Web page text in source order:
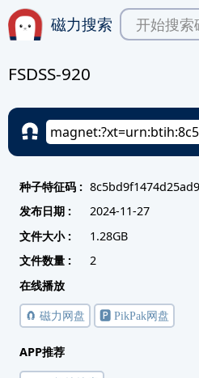
磁力搜索
FSDSS-920
种子特征码 :
发布日期 :
2024-11-27
文件大小 :
1.28GB
文件数量 :
2
在线播放
🧲 磁力网盘 🅿️ PikPak网盘
APP推荐